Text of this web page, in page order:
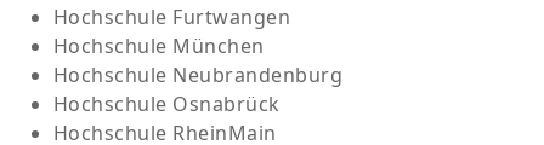
Hochschule Furtwangen
Hochschule München
Hochschule Neubrandenburg
Hochschule Osnabrück
Hochschule RheinMain